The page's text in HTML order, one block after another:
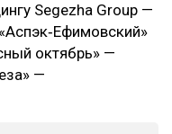
Segezha Group —
октябрь» —
—